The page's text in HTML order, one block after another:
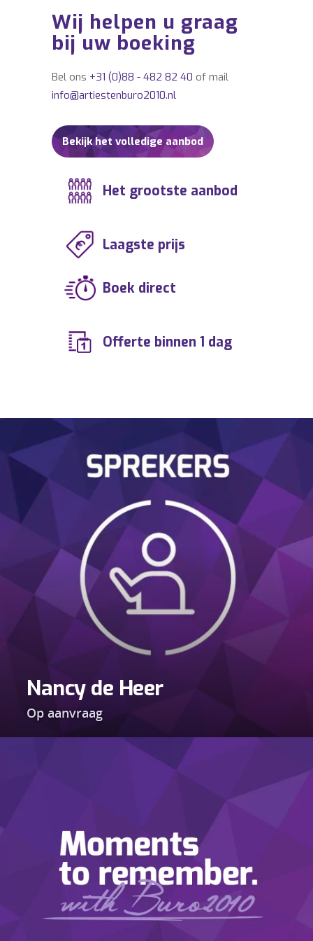
IMPRESARIAAT Katja Gruijters, MUZIEKBURO
Katja Gruijters, MUZIEKBUREAU Katja
Gruijters, ARTIESTENBOEKINGSBUREAU
Katja Gruijters, ARTIESTENBOEKINGSBURO
Katja Gruijters,
Gruijters.
Wij helpen u graag
bij uw boeking
Bel ons +31 (0)88 - 482 82 40 of mail
info@artiestenburo2010.nl
Bekijk het volledige aanbod
Het grootste aanbod
Laagste prijs
Boek direct
Offerte binnen 1 dag
Nancy de Heer
Op aanvraag